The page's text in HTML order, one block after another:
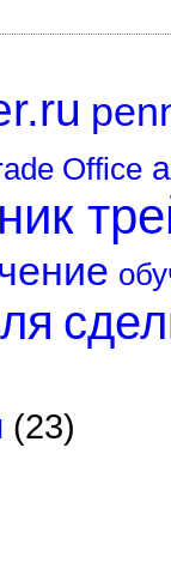
Office
(23)